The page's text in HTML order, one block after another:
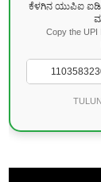
ಕೆಳಗಿನ ಯುಪಿಐ
Copy the UPI